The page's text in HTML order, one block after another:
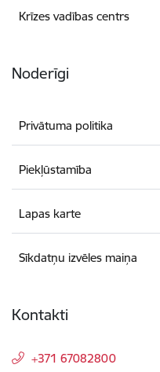
Krīzes vadības centrs
Noderīgi
Privātuma politika
Piekļūstamība
Lapas karte
Sīkdatņu izvēles maiņa
Kontakti
+371 67082800